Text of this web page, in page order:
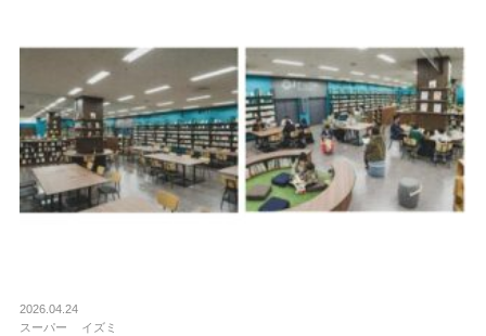
2026.04.24
スーパー
イズミ